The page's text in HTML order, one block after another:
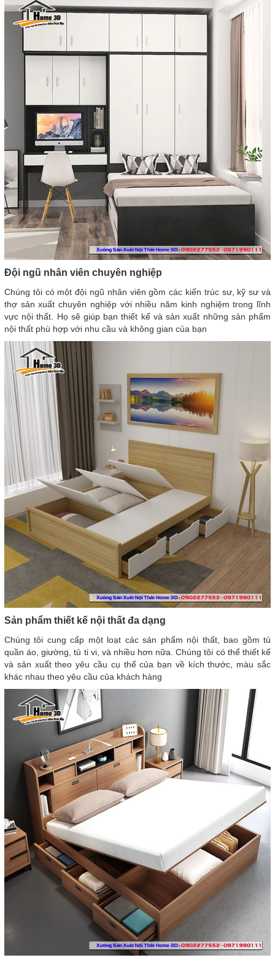
Đội ngũ nhân viên chuyên nghiệp
Chúng tôi có một đội ngũ nhân viên gồm các kiến trúc sư, kỹ sư và
thợ sản xuất chuyên nghiệp với nhiều năm kinh nghiệm trong lĩnh
vực nội thất. Họ sẽ giúp bạn thiết kế và sản xuất những sản phẩm
nội thất phù hợp với nhu cầu và không gian của bạn
Sản phẩm thiết kế nội thất đa dạng
Chúng tôi cung cấp một loạt các sản phẩm nội thất, bao gồm tủ
quần áo, giường, tủ ti vi, và nhiều hơn nữa. Chúng tôi có thể thiết kế
và sản xuất theo yêu cầu cụ thể của bạn về kích thước, màu sắc
khác nhau theo yêu cầu của khách hàng